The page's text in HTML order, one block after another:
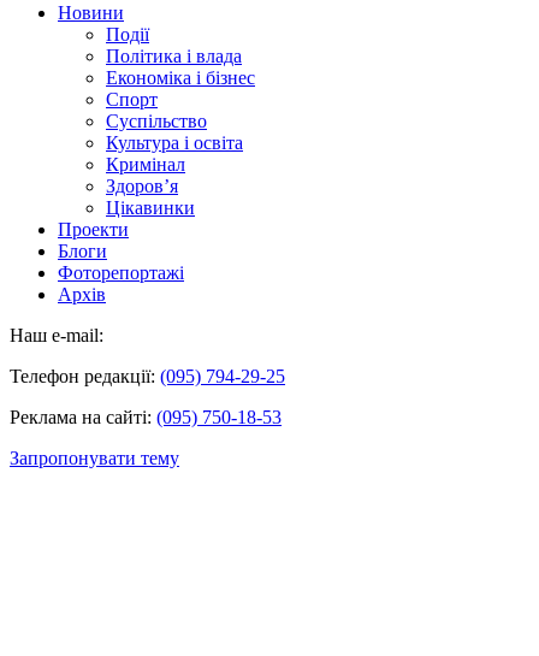
Новини
Події
Політика і влада
Економіка і бізнес
Спорт
Суспільство
Культура і освіта
Кримінал
Здоров’я
Цікавинки
Проекти
Блоги
Фоторепортажі
Архів
Наш e-mail:
Телефон редакції: (095) 794-29-25
Реклама на сайті: (095) 750-18-53
Запропонувати тему